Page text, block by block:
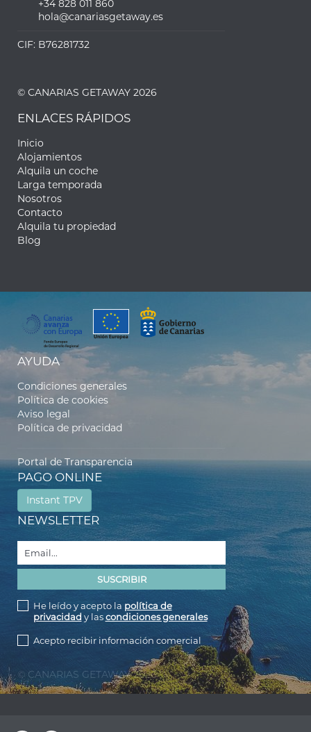
+34 828 011 860
hola@canariasgetaway.es
CIF: B76281732
© CANARIAS GETAWAY 2026
ENLACES RÁPIDOS
Inicio
Alojamientos
Alquila un coche
Larga temporada
Nosotros
Contacto
Alquila tu propiedad
Blog
AYUDA
Condiciones generales
Política de cookies
Aviso legal
Política de privacidad
Portal de Transparencia
PAGO ONLINE
Instant TPV
NEWSLETTER
He leído y acepto la política de
privacidad y lascondiciones generales
Acepto recibir información comercial
© CANARIAS GETAWAY 2026